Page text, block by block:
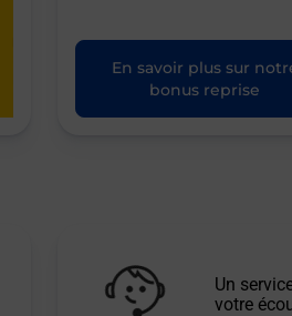
En savoir plus sur
bonus reprise
Un
votre